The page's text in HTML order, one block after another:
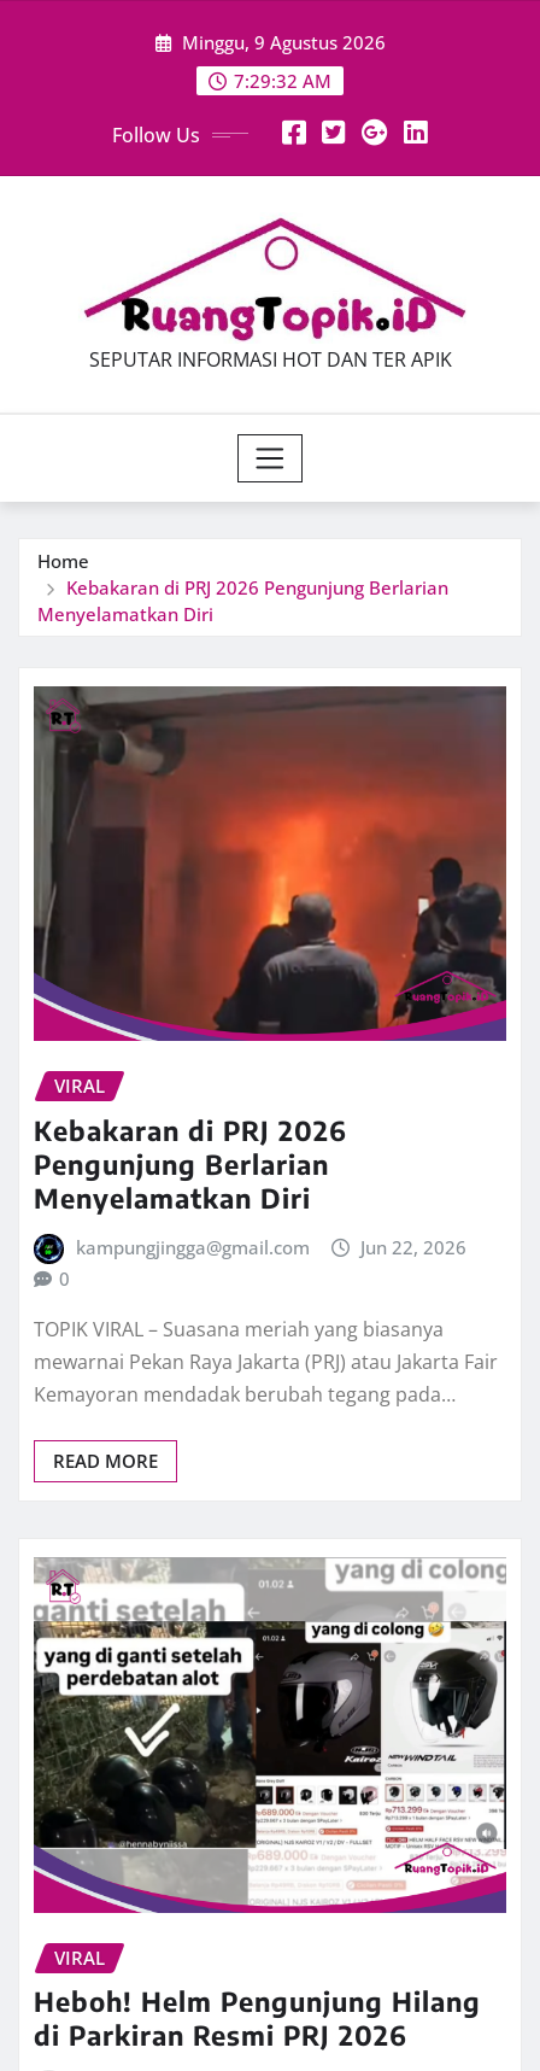
Minggu, 9 Agustus 2026
7:29:33 AM
Follow Us
SEPUTAR INFORMASI HOT DAN TER APIK
Home
Kebakaran di PRJ 2026 Pengunjung Berlarian
Menyelamatkan Diri
VIRAL
Kebakaran di PRJ 2026
Pengunjung Berlarian
Menyelamatkan Diri
kampungjingga@gmail.com
Jun 22, 2026
0
TOPIK VIRAL – Suasana meriah yang biasanya
mewarnai Pekan Raya Jakarta (PRJ) atau Jakarta Fair
Kemayoran mendadak berubah tegang pada…
READ MORE
VIRAL
Heboh! Helm Pengunjung Hilang
di Parkiran Resmi PRJ 2026